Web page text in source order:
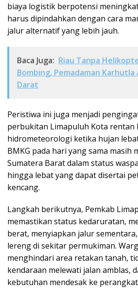
biaya logistik berpotensi
harus dipindahkan dengan cara
jalur alternatif yang lebih jauh.
Baca Juga: Riau Tanpa
Bombing, Pemadaman Karhutla
Darat
Peristiwa ini juga menjadi
perbukitan Limapuluh Kota rentan
hidrometeorologi ketika hujan
BMKG pada hari yang sama masih
Sumatera Barat dalam status
hingga lebat yang dapat disertai
kencang.
Langkah berikutnya, Pemkab
memastikan status kedaruratan,
berat, menyiapkan jalur
lereng di sekitar permukiman.
menghindari area retakan tanah,
kendaraan melewati jalan amblas,
kebutuhan mendesak ke